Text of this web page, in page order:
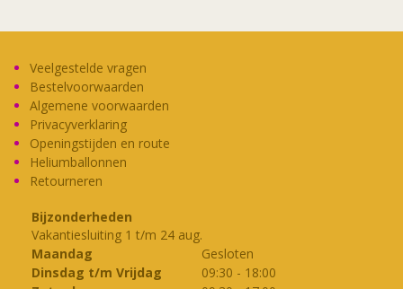
aantal
Veelgestelde vragen
Bestelvoorwaarden
Algemene voorwaarden
Privacyverklaring
Openingstijden en route
Heliumballonnen
Retourneren
Bijzonderheden
Vakantiesluiting 1 t/m 24 aug.
Maandag
Gesloten
Dinsdag t/m Vrijdag
09:30 - 18:00